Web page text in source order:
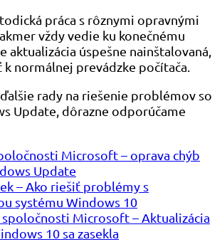
práca s rôznymi opravnými
vždy vedie ku konečnému
aktualizácia úspešne nainštalovaná,
normálnej prevádzke počítača.
rady na riešenie problémov so
Update, dôrazne odporúčame
Microsoft – oprava chýb
Update
– Ako riešiť problémy s
systému Windows 10
Microsoft – Aktualizácia
10 sa zasekla